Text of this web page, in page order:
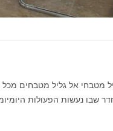
מטבחי אל גליל מטבחים
שבו נעשות הפעולות